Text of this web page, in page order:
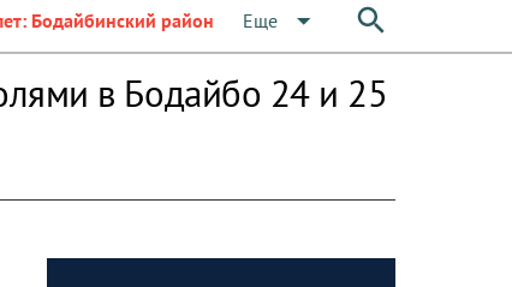
Бодайбинский район Еще arrow_drop_down
в Бодайбо 24 и 25